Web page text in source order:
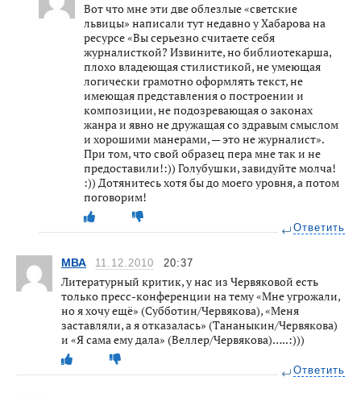
Вот что мне эти две облезлые «светские
львицы» написали тут недавно у Хабарова на
ресурсе «Вы серьезно считаете себя
журналисткой? Извините, но библиотекарша,
плохо владеющая стилистикой, не умеющая
логически грамотно оформлять текст, не
имеющая представления о построении и
композиции, не подозревающая о законах
жанра и явно не дружащая со здравым смыслом
и хорошими манерами, — это не журналист».
При том, что свой образец пера мне так и не
предоставили!:)) Голубушки, завидуйте молча!
:)) Дотянитесь хотя бы до моего уровня, а потом
поговорим!
Ответить
МВА 11.12.2010 20:37
Литературный критик, у нас из Червяковой есть
только пресс-конференции на тему «Мне угрожали,
но я хочу ещё» (Субботин/Червякова), «Меня
заставляли, а я отказалась» (Тананыкин/Червякова)
и «Я сама ему дала» (Веллер/Червякова)…..:)))
Ответить